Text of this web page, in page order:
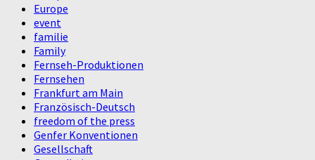
Europe
event
familie
Family
Fernseh-Produktionen
Fernsehen
Frankfurt am Main
Französisch-Deutsch
freedom of the press
Genfer Konventionen
Gesellschaft